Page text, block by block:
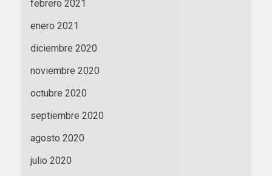
febrero 2021
enero 2021
diciembre 2020
noviembre 2020
octubre 2020
septiembre 2020
agosto 2020
julio 2020